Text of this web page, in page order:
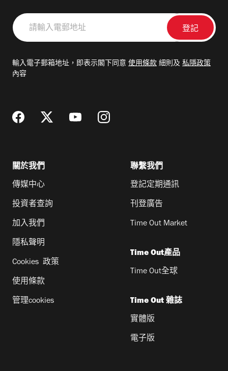
請
輸
郵
輸入電子郵箱地址，即表示閣下同意 使用條款 細則及 私隱政策
內容
關於我們
傳媒中心
投資者查詢
加入我們
隱私聲明
Cookies 政策
使用條款
管理cookies
聯繫我們
登記定期通訊
刊登廣告
Time Out Market
Time Out產品
Time Out全球
Time Out 雜誌
實體版
電子版